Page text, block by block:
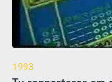
1993